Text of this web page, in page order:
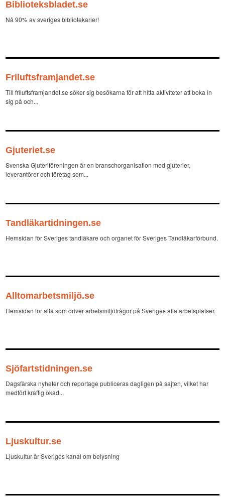
Biblioteksbladet.se
Nå 90% av sveriges bibliotekarier!
Friluftsframjandet.se
Till friluftsframjandet.se söker sig besökarna för att hitta aktiviteter att boka in
sig på och...
Gjuteriet.se
Svenska Gjuteriföreningen är en branschorganisation med gjuterier,
leverantörer och företag som...
Tandläkartidningen.se
Hemsidan för Sveriges tandläkare och organet för Sveriges Tandläkarförbund.
Alltomarbetsmiljö.se
Hemsidan för alla som driver arbetsmiljöfrågor på Sveriges alla arbetsplatser.
Sjöfartstidningen.se
Dagsfärska nyheter och reportage publiceras dagligen på sajten, vilket har
medfört kraftig ökad...
Ljuskultur.se
Ljuskultur är Sveriges kanal om belysning